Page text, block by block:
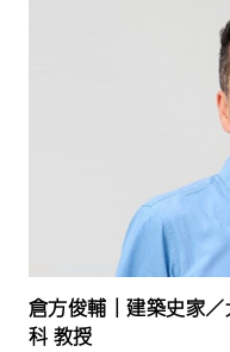
倉方俊輔｜建築史家
科 教授